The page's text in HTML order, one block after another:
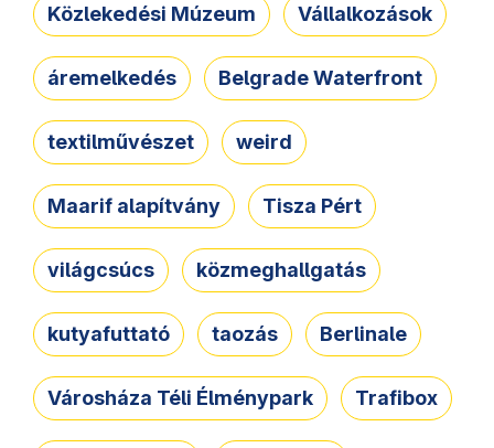
Közlekedési Múzeum Vállalkozások
áremelkedés Belgrade Waterfront
textilművészet weird
Maarif alapítvány Tisza Pért
világcsúcs közmeghallgatás
kutyafuttató taozás Berlinale
Városháza Téli Élménypark Trafibox